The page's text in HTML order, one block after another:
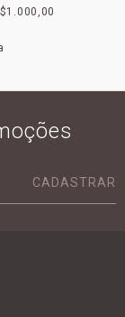
CADASTRAR